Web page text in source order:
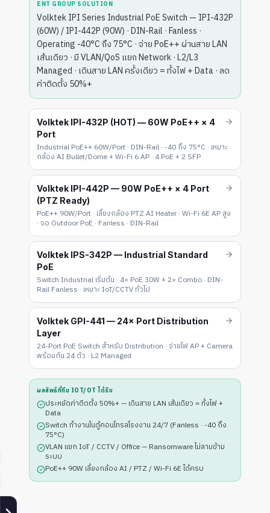
ENT GROUP SOLUTION
Volktek IPI Series Industrial PoE Switch — IPI-432P
(60W) / IPI-442P (90W) · DIN-Rail · Fanless ·
Operating -40°C ถึง 75°C · จ่าย PoE++ ผ่านสาย LAN
เส้นเดียว · มี VLAN/QoS แยก Network · L2/L3
Managed · เดินสาย LAN ครั้งเดียว = ทั้งไฟ + Data · ลด
ค่าติดตั้ง 50%+
Volktek IPI-432P (HOT) — 60W PoE++ × 4
Port
Industrial PoE++ 60W/Port · DIN-Rail · -40 ถึง 75°C · เหมาะ
กล้อง AI Bullet/Dome + Wi-Fi 6 AP · 4 PoE + 2 SFP
Volktek IPI-442P — 90W PoE++ × 4 Port
(PTZ Ready)
PoE++ 90W/Port · เลี้ยงกล้อง PTZ AI Heater · Wi-Fi 6E AP สูง
· จอ Outdoor PoE · Fanless · DIN-Rail
Volktek IPS-342P — Industrial Standard
PoE
Switch Industrial เริ่มต้น · 4× PoE 30W + 2× Combo · DIN-
Rail Fanless · เหมาะ IoT/CCTV ทั่วไป
Volktek GPI-441 — 24× Port Distribution
Layer
24-Port PoE Switch สำหรับ Distribution · จ่ายไฟ AP + Camera
พร้อมกัน 24 ตัว · L2 Managed
ผลลัพธ์ที่ทีม IOT/OT ได้รับ
ประหยัดค่าติดตั้ง 50%+ — เดินสาย LAN เส้นเดียว = ทั้งไฟ +
Data
Switch ทำงานในตู้คอนโทรลโรงงาน 24/7 (Fanless · -40 ถึง
75°C)
VLAN แยก IoT / CCTV / Office — Ransomware ไม่ลามข้าม
ระบบ
PoE++ 90W เลี้ยงกล้อง AI / PTZ / Wi-Fi 6E ได้ครบ